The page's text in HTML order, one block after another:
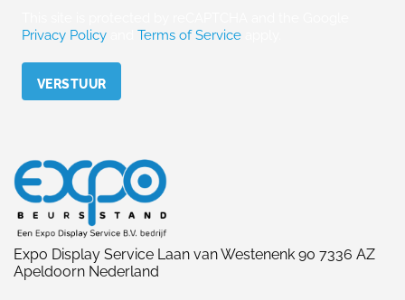
Privacy Policy
Terms of Service
Expo Display Service Laan van Westenenk 90 7336 AZ
Apeldoorn Nederland